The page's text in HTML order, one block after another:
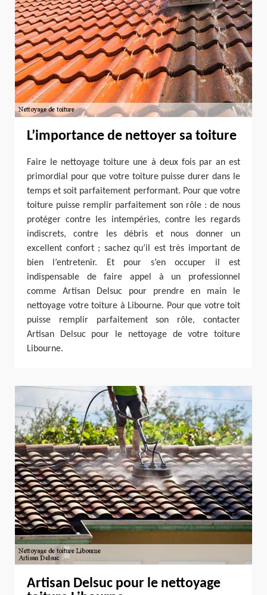
L’importance de nettoyer sa toiture
Faire le nettoyage toiture une à deux fois par an est
primordial pour que votre toiture puisse durer dans le
temps et soit parfaitement performant. Pour que votre
toiture puisse remplir parfaitement son rôle : de nous
protéger contre les intempéries, contre les regards
indiscrets, contre les débris et nous donner un
excellent confort ; sachez qu’il est très important de
bien l’entretenir. Et pour s’en occuper il est
indispensable de faire appel à un professionnel
comme Artisan Delsuc pour prendre en main le
nettoyage votre toiture à Libourne. Pour que votre toit
puisse remplir parfaitement son rôle, contacter
Artisan Delsuc pour le nettoyage de votre toiture
Libourne.
Artisan Delsuc pour le nettoyage